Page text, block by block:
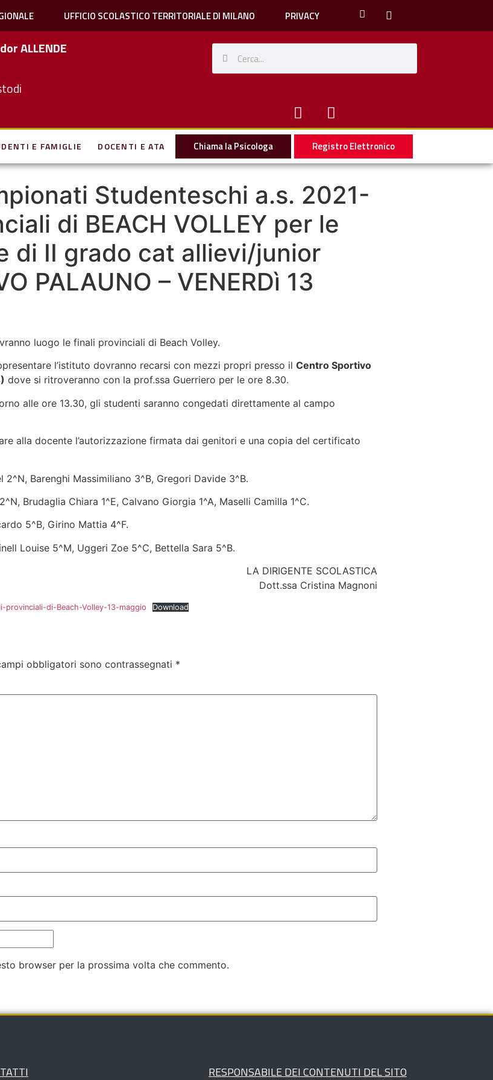
UFFICIO SCOLASTICO TERRITORIALE DI MILANO PRIVACY
ALLENDE
E FAMIGLIE DOCENTI E ATA Chiama la Psicologa Registro Elettronico
Studenteschi a.s. 2021-
di BEACH VOLLEY per le
di II grado cat allievi/junior
PALAUNO – VENERDì 13
luogo le finali provinciali di Beach Volley.
l’istituto dovranno recarsi con mezzi propri presso il Centro Sportivo
dove si ritroveranno con la prof.ssa Guerriero per le ore 8.30.
alle ore 13.30, gli studenti saranno congedati direttamente al campo
alla docente l’autorizzazione firmata dai genitori e una copia del certificato
2^N, Barenghi Massimiliano 3^B, Gregori Davide 3^B.
Brudaglia Chiara 1^E, Calvano Giorgia 1^A, Maselli Camilla 1^C.
5^B, Girino Mattia 4^F.
Louise 5^M, Uggeri Zoe 5^C, Bettella Sara 5^B.
LA DIRIGENTE SCOLASTICA
Dott.ssa Cristina Magnoni
di-Beach-Volley-13-maggio Download
obbligatori sono contrassegnati *
browser per la prossima volta che commento.
RESPONSABILE DEI CONTENUTI DEL SITO